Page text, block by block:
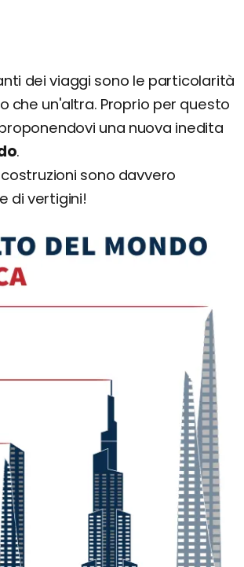
dei viaggi sono le particolarità
un'altra. Proprio per questo
una nuova inedita
.
sono davvero
di vertigini!